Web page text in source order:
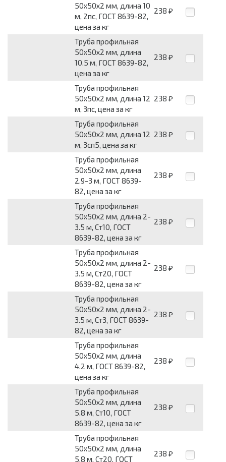
50х50х2 мм, длина 10
м, 2пс, ГОСТ 8639-82,
цена за кг
238 ₽
Труба профильная
50х50х2 мм, длина
10.5 м, ГОСТ 8639-82,
цена за кг
238 ₽
Труба профильная
50х50х2 мм, длина 12
м, 3пс, цена за кг
238 ₽
Труба профильная
50х50х2 мм, длина 12
м, 3сп5, цена за кг
238 ₽
Труба профильная
50х50х2 мм, длина
2.9-3 м, ГОСТ 8639-
82, цена за кг
238 ₽
Труба профильная
50х50х2 мм, длина 2-
3.5 м, Ст10, ГОСТ
8639-82, цена за кг
238 ₽
Труба профильная
50х50х2 мм, длина 2-
3.5 м, Ст20, ГОСТ
8639-82, цена за кг
238 ₽
Труба профильная
50х50х2 мм, длина 2-
3.5 м, Ст3, ГОСТ 8639-
82, цена за кг
238 ₽
Труба профильная
50х50х2 мм, длина
4.2 м, ГОСТ 8639-82,
цена за кг
238 ₽
Труба профильная
50х50х2 мм, длина
5.8 м, Ст10, ГОСТ
8639-82, цена за кг
238 ₽
Труба профильная
50х50х2 мм, длина
5.8 м, Ст20, ГОСТ
238 ₽